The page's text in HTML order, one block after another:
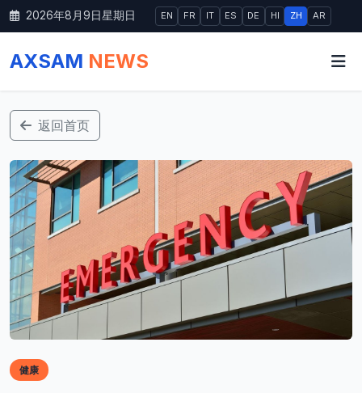
2026年8月9日星期日 EN FR IT ES DE HI ZH AR
AXSAM NEWS
返回首页
健康